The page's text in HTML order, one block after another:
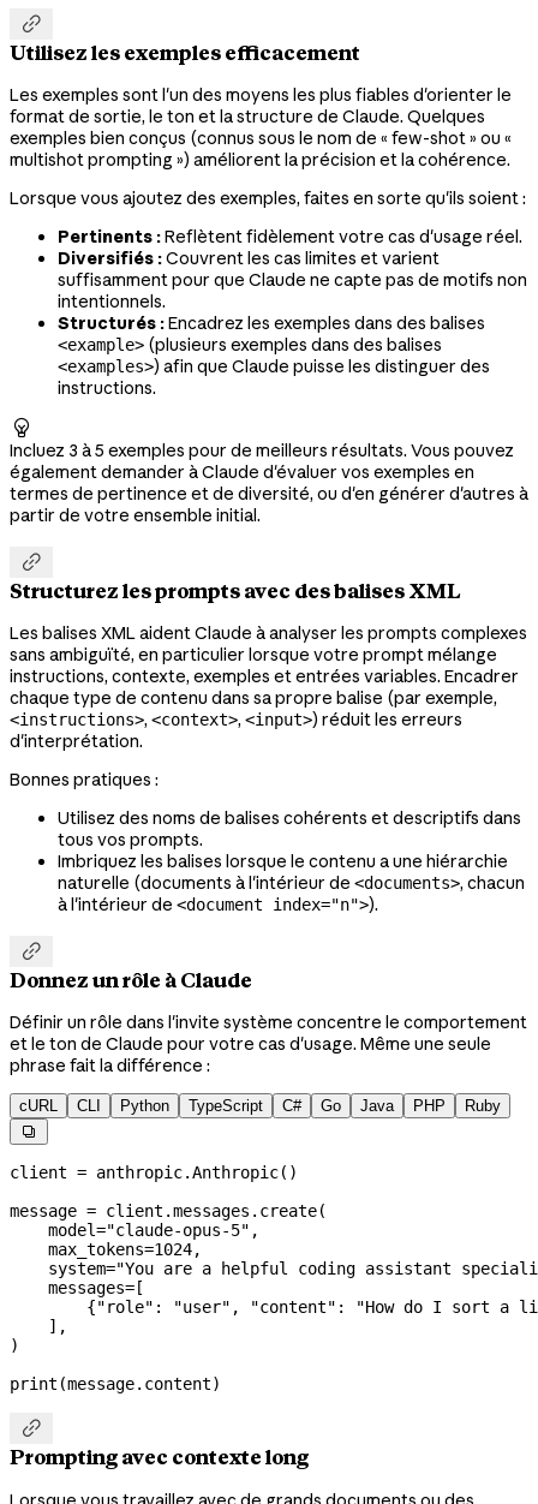

Utilisez les exemples efficacement
Les exemples sont l'un des moyens les plus fiables d'orienter le
format de sortie, le ton et la structure de Claude. Quelques
exemples bien conçus (connus sous le nom de « few-shot » ou «
multishot prompting ») améliorent la précision et la cohérence.
Lorsque vous ajoutez des exemples, faites en sorte qu'ils soient :
Pertinents :Reflètent fidèlement votre cas d'usage réel.
Diversifiés :Couvrent les cas limites et varient
suffisamment pour que Claude ne capte pas de motifs non
intentionnels.
Structurés :Encadrez les exemples dans des balises
<example> (plusieurs exemples dans des balises
<examples>) afin que Claude puisse les distinguer des
instructions.

Incluez 3 à 5 exemples pour de meilleurs résultats. Vous pouvez
également demander à Claude d'évaluer vos exemples en
termes de pertinence et de diversité, ou d'en générer d'autres à
partir de votre ensemble initial.

Structurez les prompts avec des balises XML
Les balises XML aident Claude à analyser les prompts complexes
sans ambiguïté, en particulier lorsque votre prompt mélange
instructions, contexte, exemples et entrées variables. Encadrer
chaque type de contenu dans sa propre balise (par exemple,
<instructions>, <context>, <input>) réduit les erreurs
d'interprétation.
Bonnes pratiques :
Utilisez des noms de balises cohérents et descriptifs dans
tous vos prompts.
Imbriquez les balises lorsque le contenu a une hiérarchie
naturelle (documents à l'intérieur de <documents>, chacun
à l'intérieur de <document index="n">).

Donnez un rôle à Claude
Définir un rôle dans l'invite système concentre le comportement
et le ton de Claude pour votre cas d'usage. Même une seule
phrase fait la différence :
cURL CLI Python TypeScript C# Go Java PHP Ruby

client = anthropic.Anthropic()
message = client.messages.create(
    model
="claude-opus-5" ,
    max_tokens
=1024,
    system
="You are a helpful coding assistant
    messages
= [
        {
"role" : "user" , "content" :
"How do I sort a
    ],
)
print (message.content)

Prompting avec contexte long